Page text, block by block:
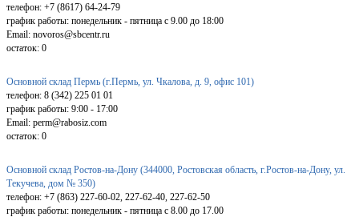
телефон: +7 (8617) 64-24-79
график работы: понедельник - пятница с 9.00 до 18:00
Email: novoros@sbcentr.ru
остаток: 0
Основной склад Пермь (г.Пермь, ул. Чкалова, д. 9, офис 101)
телефон: 8 (342) 225 01 01
график работы: 9:00 - 17:00
Email: perm@rabosiz.com
остаток: 0
Основной склад Ростов-на-Дону (344000, Ростовская область, г.Ростов-на-Дону, ул.
Текучева, дом № 350)
телефон: +7 (863) 227-60-02, 227-62-40, 227-62-50
график работы: понедельник - пятница с 8.00 до 17.00